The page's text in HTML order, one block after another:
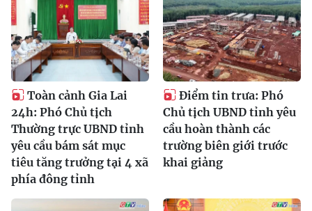
Toàn cảnh Gia Lai
24h: Phó Chủ tịch
Thường trực UBND tỉnh
yêu cầu bám sát mục
tiêu tăng trưởng tại 4 xã
phía đông tỉnh
Điểm tin trưa: Phó
Chủ tịch UBND tỉnh yêu
cầu hoàn thành các
trường biên giới trước
khai giảng